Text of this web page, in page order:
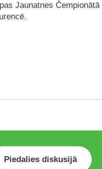
Jaunatnes Čempionātā
Piedalies diskusijā